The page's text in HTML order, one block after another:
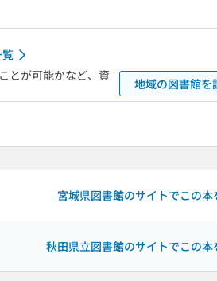
とが可能かなど、資
地域の図書館を
宮城県図書館のサイトでこの本
秋田県立図書館のサイトでこの本